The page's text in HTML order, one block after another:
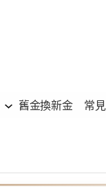
舊金換新金 常